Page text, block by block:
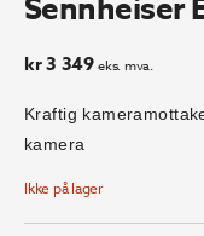
kr3 349 eks. mva.
Kraftig
kamera
Ikke på lager